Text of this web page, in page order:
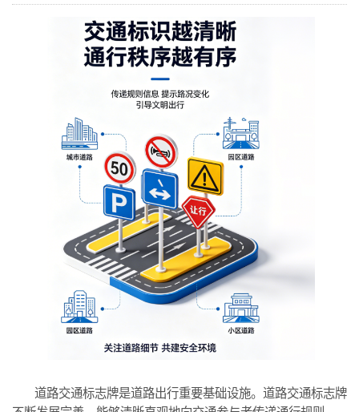
道路交通标志牌是道路出行重要基础设施。道路交通标志牌